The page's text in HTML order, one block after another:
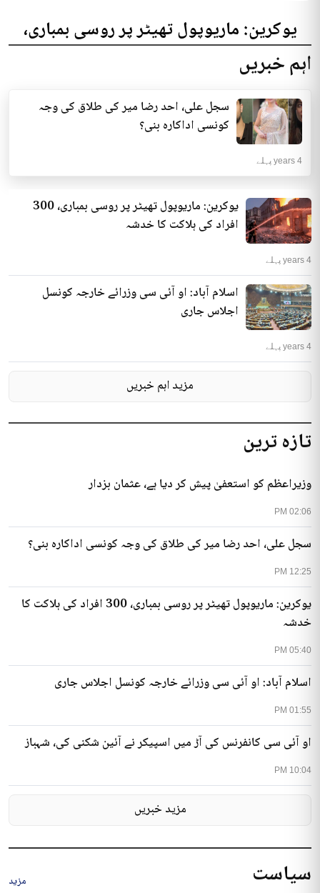
تازہ ترین
02:06 PM
وزیراعظم کو استعفیٰ پیش کر دیا ہے، عثمان بزدار
12:25 PM
سجل علی، احد رضا میر کی طلاق کی وجہ کونسی اداکارہ بنی؟
05:40 PM
یوکرین: ماریوپول تھیٹر پر روسی بمباری، 300 افراد کی ہلاکت کا
خدشہ
01:55 PM
اسلام آباد: او آئی سی وزرائے خارجہ کونسل اجلاس جاری
10:04 PM
او آئی سی کانفرنس کی آڑ میں اسپیکر نے آئین شکنی کی، شہباز
مزید خبریں
یوکرین: ماریوپول تھیٹر پر روسی بمباری،
300 افراد کی ہلاکت کا خدشہ
کا خدشہ ظاہر کیا اور کہا کہ کم...
انٹرنیشنل | 4 years پہلے
اہم خبریں
سجل علی، احد رضا میر کی طلاق کی وجہ
کونسی اداکارہ بنی؟
4 years پہلے
یوکرین: ماریوپول تھیٹر پر روسی بمباری، 300
افراد کی ہلاکت کا خدشہ
4 years پہلے
اسلام آباد: او آئی سی وزرائے خارجہ کونسل
اجلاس جاری
4 years پہلے
مزید اہم خبریں
سیاست مزید